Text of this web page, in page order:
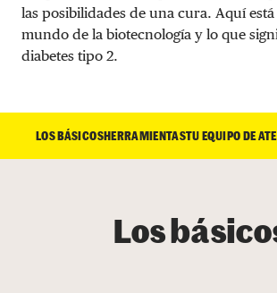
las posibilidades de una cura. Aquí
mundo de la biotecnología y lo que
diabetes tipo 2.
LOS BÁSICOSHERRAMIENTASTU EQUIPO DE
Los